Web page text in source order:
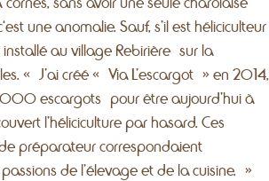
sans avoir une seule charolaise
une anomalie. Sauf, s’il est héliciculteur
au village Rebirière sur la
« J’ai créé « Via L’escargot » en 2014,
escargots pour être aujourd’hui à
l’héliciculture par hasard. Ces
préparateur correspondaient
de l’élevage et de la cuisine. »